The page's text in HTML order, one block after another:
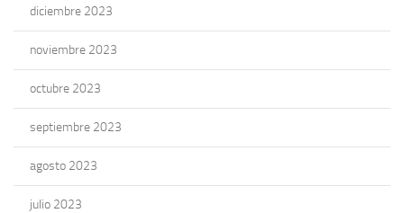
diciembre 2023
noviembre 2023
octubre 2023
septiembre 2023
agosto 2023
julio 2023